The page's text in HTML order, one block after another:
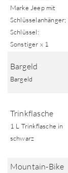
Marke Jeep mit
Schlüsselanhänger;
Schlüssel:
Sonstiger x 1
Bargeld
Bargeld
Trinkflasche
1 L Trinkflasche in
schwarz
Mountain-Bike